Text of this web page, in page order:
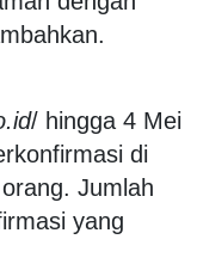
/ hingga 4 Mei
di
Jumlah
yang